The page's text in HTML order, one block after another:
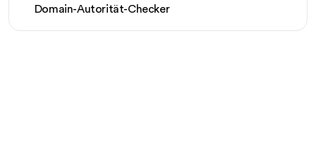
Domain-Autorität-Checker